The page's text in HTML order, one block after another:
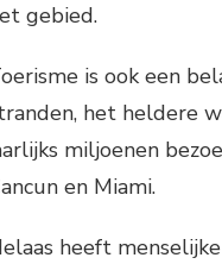
gebied.
is ook een
het heldere
miljoenen
en Miami.
heeft